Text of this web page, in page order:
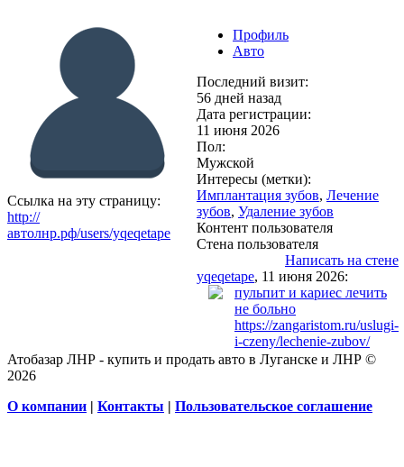
Ссылка на эту страницу:
http://
автолнр.рф/users/yqeqetape
Профиль
Авто
Последний визит:
56 дней назад
Дата регистрации:
11 июня 2026
Пол:
Мужской
Интересы (метки):
Имплантация зубов, Лечение
зубов, Удаление зубов
Контент пользователя
Стена пользователя
Написать на стене
yqeqetape, 11 июня 2026:
пульпит и кариес лечить
не больно
https://zangaristom.ru/uslugi-
i-czeny/lechenie-zubov/
Атобазар ЛНР - купить и продать авто в Луганске и ЛНР ©
2026
О компании | Контакты | Пользовательское соглашение